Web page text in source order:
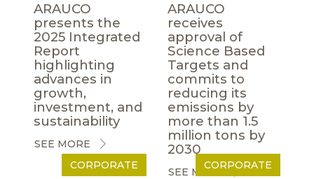
ARAUCO
presents the
2025 Integrated
Report
highlighting
advances in
growth,
investment, and
sustainability
SEE MORE
ARAUCO
receives
approval of
Science Based
Targets and
commits to
reducing its
emissions by
more than 1.5
million tons by
2030
SEE MORE
CORPORATE CORPORATE